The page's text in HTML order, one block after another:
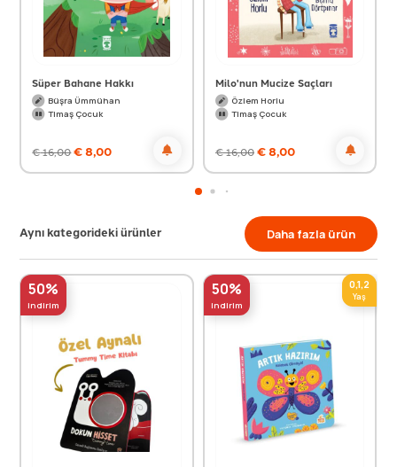
Süper Bahane Hakkı
Büşra Ümmühan
Timaş Çocuk
€16,00€8,00
Milo'nun Mucize Saçları
Özlem Horlu
Timaş Çocuk
€16,00€8,00
Aynı kategorideki ürünler Daha fazla ürün
50%
indirim
50%
indirim
0,1,2
Yaş